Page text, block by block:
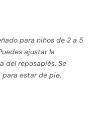
para niños de 2 a 5
ajustar la
del reposapiés. Se
estar de pie.